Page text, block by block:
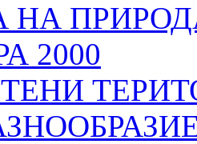
НА
2000